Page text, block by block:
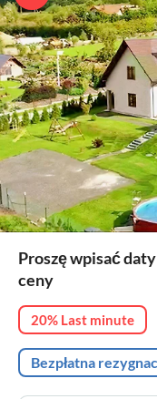
Proszę wpisać
ceny
20% Last minute
Bezpłatna